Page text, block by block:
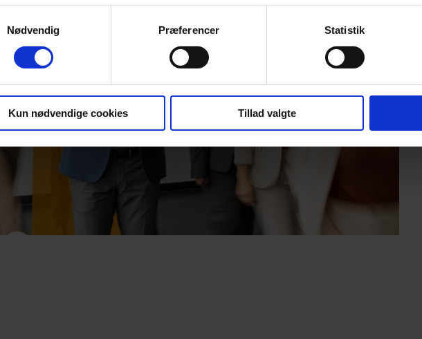
Nødvendig
Præferencer Statistik
Kun nødvendige cookies Tillad valgte